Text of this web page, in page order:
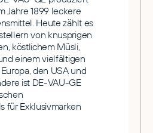
Jahre 1899 leckere
Heute zählt es
von knusprigen
köstlichem Müsli,
einem vielfältigen
den USA und
ist DE-VAU-GE
für Exklusivmarken